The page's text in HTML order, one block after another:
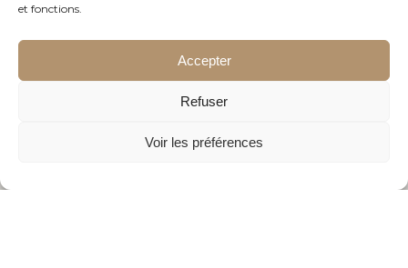
et fonctions.
Accepter
Refuser
Voir les préférences